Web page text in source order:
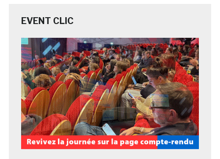
EVENT CLIC